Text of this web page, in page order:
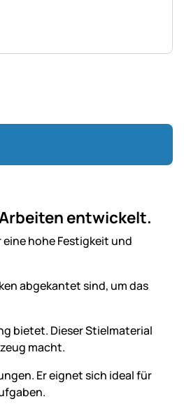
entwickelt.
hohe Festigkeit und
abgekantet sind, um das
bietet. Dieser Stielmaterial
macht.
Er eignet sich ideal für